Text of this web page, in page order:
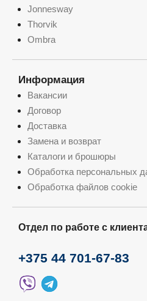
Jonnesway
Thorvik
Ombra
Информация
Вакансии
Договор
Доставка
Замена и возврат
Каталоги и брошюры
Обработка персональных
Обработка файлов cookie
Отдел по работе с
+375 44 701-67-83